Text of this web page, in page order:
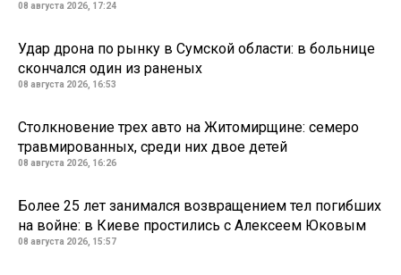
08 августа 2026, 17:24
Удар дрона по рынку в Сумской области: в больнице
скончался один из раненых
08 августа 2026, 16:53
Столкновение трех авто на Житомирщине: семеро
травмированных, среди них двое детей
08 августа 2026, 16:26
Более 25 лет занимался возвращением тел погибших
на войне: в Киеве простились с Алексеем Юковым
08 августа 2026, 15:57